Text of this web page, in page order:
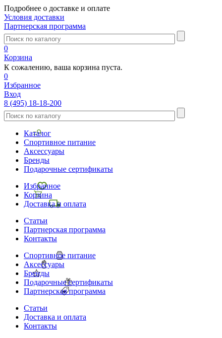
Подробнее о доставке и оплате
Условия доставки
Партнерская программа
0
Корзина
К сожалению, ваша корзина пуста.
0
Избранное
Вход
8 (495) 18-18-200
Каталог
Спортивное питание
Аксессуары
Бренды
Подарочные сертификаты
Избранное
Корзина
Доставка и оплата
Статьи
Партнерская программа
Контакты
Спортивное питание
Аксессуары
Бренды
Подарочные сертификаты
Партнерская программа
Статьи
Доставка и оплата
Контакты